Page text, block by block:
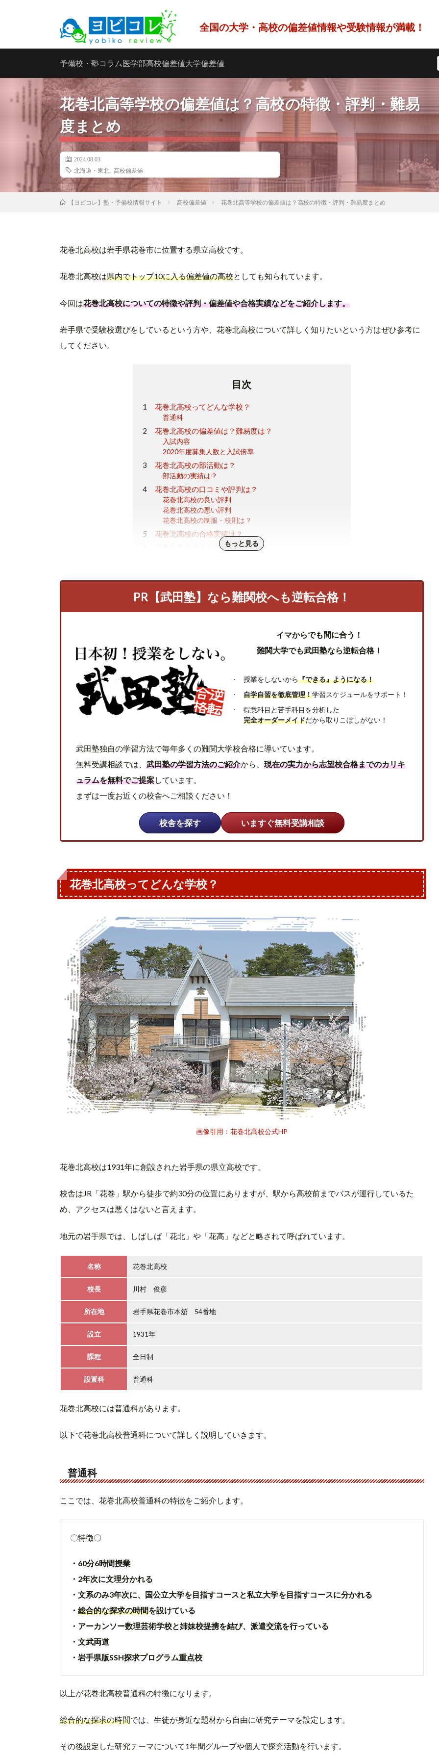
全国の大学・高校の偏差値情報や受験情報が満載！
予備校・塾コラム医学部高校偏差値大学偏差値
花巻北高等学校の偏差値は？高校の特徴・評判・難易
度まとめ
2024.08.03
北海道・東北
高校偏差値
【ヨビコレ】塾・予備校情報サイト 高校偏差値 花巻北高等学校の偏差値は？高校の特徴・評判・難易度まとめ
花巻北高校は岩手県花巻市に位置する県立高校です。
花巻北高校は県内でトップ10に入る偏差値の高校としても知られています。
今回は花巻北高校についての特徴や評判・偏差値や合格実績などをご紹介します。
岩手県で受験校選びをしているという方や、花巻北高校について詳しく知りたいという方はぜひ参考に
してください。
目次
花巻北高校ってどんな学校？
普通科
花巻北高校の偏差値は？難易度は？
入試内容
2020年度募集人数と入試倍率
花巻北高校の部活動は？
部活動の実績は？
花巻北高校の口コミや評判は？
花巻北高校の良い評判
花巻北高校の悪い評判
花巻北高校の制服・校則は？
花巻北高校の合格実績は？
花巻北高校のまとめ もっと見る
PR【武田塾】なら難関校へも逆転合格！
イマからでも間に合う！
難関大学でも武田塾なら逆転合格！
授業をしないから『できる』ようになる！
自学自習を徹底管理！学習スケジュールをサポート！
得意科目と苦手科目を分析した
完全オーダーメイドだから取りこぼしがない！
武田塾独自の学習方法で毎年多くの難関大学校合格に導いています。
無料受講相談では、 武田塾の学習方法のご紹介から、 現在の実力から志望校合格までのカリキ
ュラムを無料でご提案しています。
まずは一度お近くの校舎へご相談ください！
校舎を探す いますぐ無料受講相談
花巻北高校ってどんな学校？
画像引用：花巻北高校公式HP
花巻北高校は1931年に創設された岩手県の県立高校です。
校舎はJR「花巻」駅から徒歩で約30分の位置にありますが、駅から高校前までバスが運行しているた
め、アクセスは悪くはないと言えます。
地元の岩手県では、しばしば「花北」や「花高」などと略されて呼ばれています。
名称 花巻北高校
校長 川村 俊彦
所在地 岩手県花巻市本舘 54番地
設立 1931年
課程 全日制
設置科 普通科
花巻北高校には普通科があります。
以下で花巻北高校普通科について詳しく説明していきます。
普通科
ここでは、花巻北高校普通科の特徴をご紹介します。
〇特徴〇
・60分6時間授業
・2年次に文理分かれる
・文系のみ3年次に、国公立大学を目指すコースと私立大学を目指すコースに分かれる
・ 総合的な探求の時間を設けている
・アーカンソー数理芸術学校と姉妹校提携を結び、派遣交流を行っている
・文武両道
・岩手県版SSH探求プログラム重点校
以上が花巻北高校普通科の特徴になります。
総合的な探求の時間では、生徒が身近な題材から自由に研究テーマを設定します。
その後設定した研究テーマについて1年間グループや個人で探究活動を行います。